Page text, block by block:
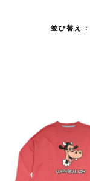
並び替え